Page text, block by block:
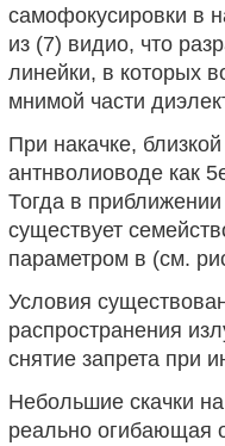
самофокусировки в
из (7) видио, что
линейки, в которых
мнимой части
При накачке,
антнволиоводе как
Тогда в
существует
параметром в (см.
Условия
распространения
снятие запрета при
Небольшие скачки
реально огибающая